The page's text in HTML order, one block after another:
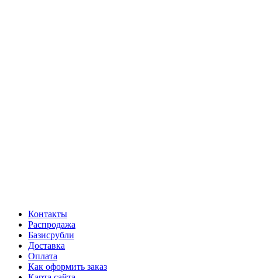
Контакты
Распродажа
Базисрубли
Доставка
Оплата
Как оформить заказ